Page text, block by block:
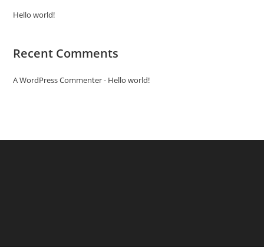
Hello world!
Recent Comments
A WordPress Commenter- Hello world!